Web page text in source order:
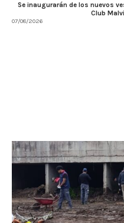
Se inaugurarán de los nuevos
Club
07/08/2026